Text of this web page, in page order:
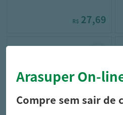
R$ 27,69
Arasuper On-
Compre sem sair de